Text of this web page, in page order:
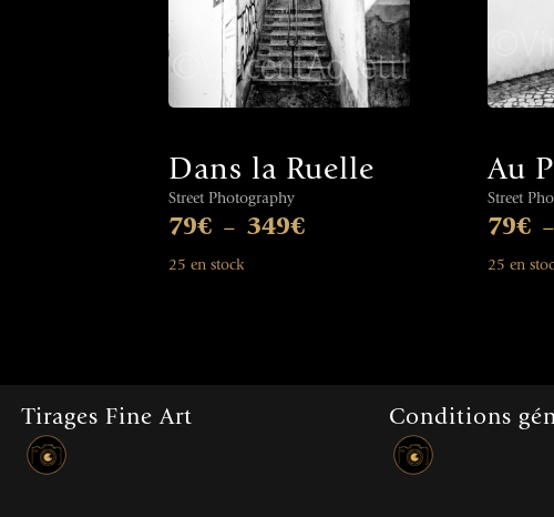
Dans la Ruelle
Street Photography
79€ – 349€
25 en stock
Au
Street
79€ –
25 en
Tirages Fine Art Conditions